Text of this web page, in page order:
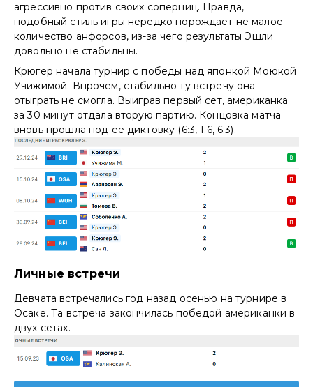
агрессивно против своих соперниц. Правда,
подобный стиль игры нередко порождает не малое
количество анфорсов, из-за чего результаты Эшли
довольно не стабильны.
Крюгер начала турнир с победы над японкой Моюкой
Учижимой. Впрочем, стабильно ту встречу она
отыграть не смогла. Выиграв первый сет, американка
за 30 минут отдала вторую партию. Концовка матча
вновь прошла под её диктовку (6:3, 1:6, 6:3).
Личные встречи
Девчата встречались год назад осенью на турнире в
Осаке. Та встреча закончилась победой американки в
двух сетах.